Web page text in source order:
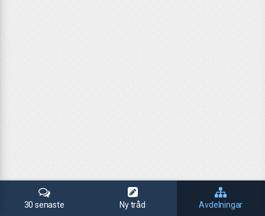
30 senaste Ny tråd Avdelningar